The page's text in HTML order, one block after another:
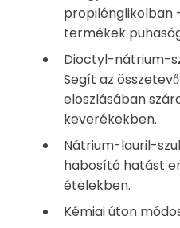
propilénglikolban
termékek
Dioctyl-nátrium-
Segít az
eloszlásában
keverékekben.
Nátrium-lauril-
habosító hatást
ételekben.
Kémiai úton